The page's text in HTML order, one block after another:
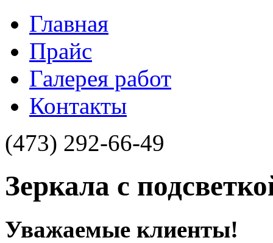
Главная
Прайс
Галерея работ
Контакты
(473) 292-66-49
Зеркала с
Уважаемые клиенты!